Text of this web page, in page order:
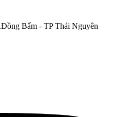
Bẩm - TP Thái Nguyên